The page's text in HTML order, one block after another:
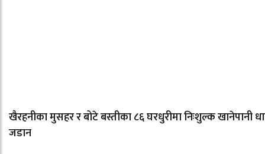
खैरहनीका मुसहर र बोटे बस्तीका ८६ घरधुरीमा निःशुल्क खानेपानी
जडान